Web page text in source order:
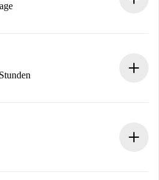
erst belasten, wenn der
muss, entstehen keine